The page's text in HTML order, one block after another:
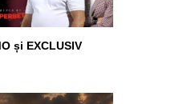
și EXCLUSIV